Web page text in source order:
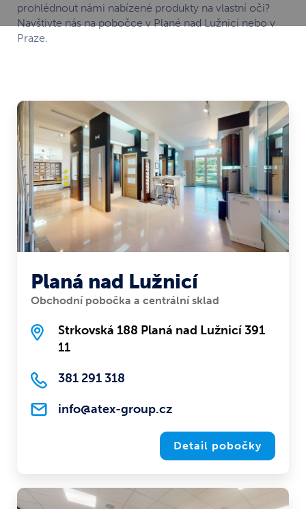
prohlédnout námi nabízené produkty na vlastní oči?
Navštivte nás na pobočce v Plané nad Lužnicí nebo v
Praze.
Planá nad Lužnicí
Obchodní pobočka a centrální sklad
Strkovská 188 Planá nad Lužnicí 391
11
381 291 318
info@atex-group.cz
Detail pobočky